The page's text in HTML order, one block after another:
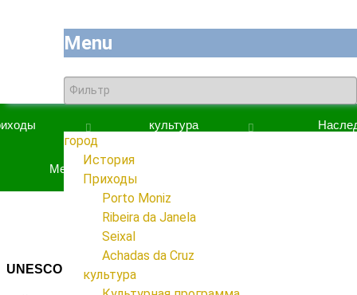
Menu
город
История
Приходы
Porto Moniz
Ribeira da Janela
Seixal
Achadas da Cruz
культура
культура
Место проживания
UNESCO - природное наследие человечества